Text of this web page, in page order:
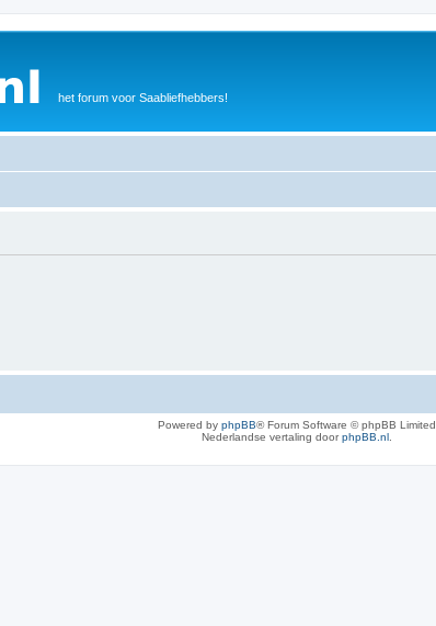
het forum voor Saabliefhebbers!
Powered by phpBB® Forum Software © phpBB Limited
Nederlandse vertaling doorphpBB.nl